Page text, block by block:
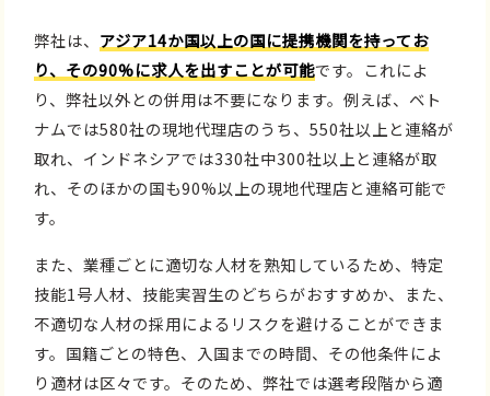
弊社は、 アジア14か国以上の国に提携機関を持ってお
り、その90%に求人を出すことが可能です。これによ
り、弊社以外との併用は不要になります。例えば、ベト
ナムでは580社の現地代理店のうち、550社以上と連絡が
取れ、インドネシアでは330社中300社以上と連絡が取
れ、そのほかの国も90%以上の現地代理店と連絡可能で
す。
また、業種ごとに適切な人材を熟知しているため、特定
技能1号人材、技能実習生のどちらがおすすめか、また、
不適切な人材の採用によるリスクを避けることができま
す。国籍ごとの特色、入国までの時間、その他条件によ
り適材は区々です。そのため、弊社では選考段階から適